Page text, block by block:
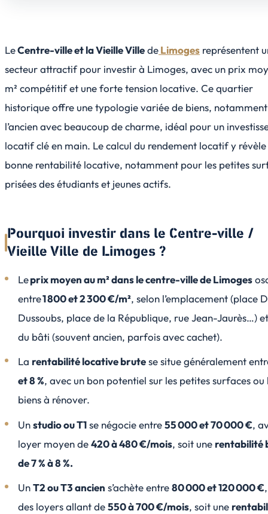
LeCentre-ville et la Vieille VilledeLimoges représentent
secteur attractif pour investir à Limoges, avec un prix
m² compétitif et une forte tension locative. Ce quartier
historique offre une typologie variée de biens,
l’ancien avec beaucoup de charme, idéal pour un
locatif clé en main. Le calcul du rendement locatif y révèle
bonne rentabilité locative, notamment pour les petites
prisées des étudiants et jeunes actifs.
Pourquoi investir dans le Centre-ville /
Vieille Ville de Limoges ?
Leprix moyen au m² dans le centre-ville de Limoges
entre1 800 et 2 300 €/m², selon l’emplacement (place
Dussoubs, place de la République, rue Jean-Jaurès…)
du bâti (souvent ancien, parfois avec cachet).
La rentabilité locative brutese situe généralement
et 8 %, avec un bon potentiel sur les petites surfaces ou
biens à rénover.
Unstudio ou T1se négocie entre55 000 et 70 000 €,
loyer moyen de420 à 480 €/mois, soit une rentabilité
de 7 % à 8 %.
UnT2 ou T3 ancien s’achète entre80 000 et 120 000 €
des loyers allant de550 à 700 €/mois, soit une